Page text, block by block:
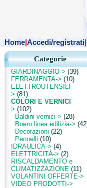
Home|Accedi/registrati|
Categorie
GIARDINAGGIO-> (39)
FERRAMENTA-> (10)
ELETTROUTENSILI-
> (81)
COLORI E VERNICI -
> (102)
Baldini vernici-> (28)
Boero linea edilizia->
Decorazioni (22)
Pennelli (10)
IDRAULICA-> (4)
ELETTRICITÀ-> (2)
RISCALDAMENTO e
CLIMATIZZAZIONE (11)
VOLANTINI OFFERTE->
VIDEO PRODOTTI->